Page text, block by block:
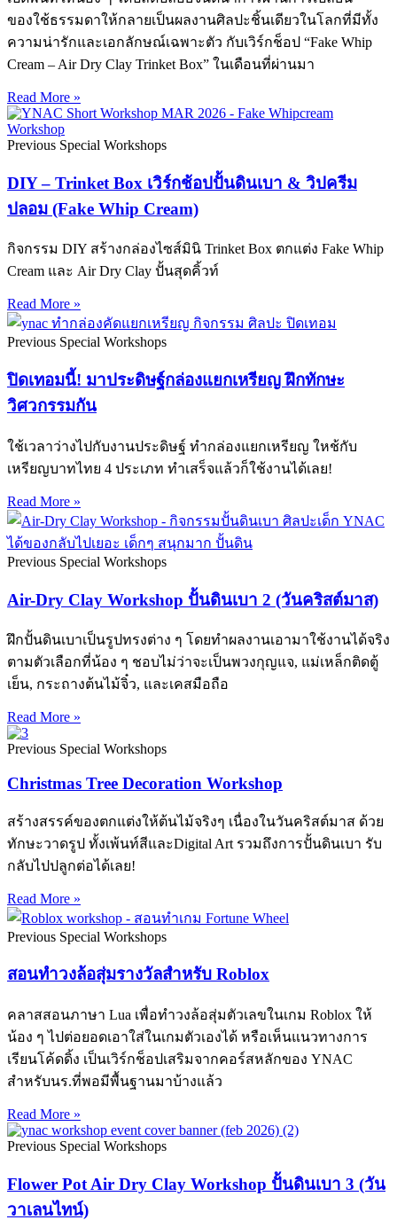
ของใช้ธรรมดาให้กลายเป็นผลงานศิลปะชิ้นเดียวในโลกที่มีทั้ง
ความน่ารักและเอกลักษณ์เฉพาะตัว กับเวิร์กช็อป “Fake Whip
Cream – Air Dry Clay Trinket Box” ในเดือนที่ผ่านมา
Read More »
Previous Special Workshops
DIY – Trinket Box เวิร์กช้อปปั้นดินเบา & วิปครีม
ปลอม (Fake Whip Cream)
กิจกรรม DIY สร้างกล่องไซส์มินิ Trinket Box ตกแต่ง Fake Whip
Cream และ Air Dry Clay ปั้นสุดคิ้วท์
Read More »
Previous Special Workshops
ปิดเทอมนี้! มาประดิษฐ์กล่องแยกเหรียญ ฝึกทักษะ
วิศวกรรมกัน
ใช้เวลาว่างไปกับงานประดิษฐ์ ทำกล่องแยกเหรียญ ใหช้กับ
เหรียญบาทไทย 4 ประเภท ทำเสร็จแล้วก็ใช้งานได้เลย!
Read More »
Previous Special Workshops
Air-Dry Clay Workshop ปั้นดินเบา 2 (วันคริสต์มาส)
ฝึกปั้นดินเบาเป็นรูปทรงต่าง ๆ โดยทำผลงานเอามาใช้งานได้จริง
ตามตัวเลือกที่น้อง ๆ ชอบไม่ว่าจะเป็นพวงกุญแจ, แม่เหล็กติดตู้
เย็น, กระถางต้นไม้จิ๋ว, และเคสมือถือ
Read More »
Previous Special Workshops
Christmas Tree Decoration Workshop
สร้างสรรค์ของตกแต่งให้ต้นไม้จริงๆ เนื่องในวันคริสต์มาส ด้วย
ทักษะวาดรูป ทั้งเพ้นท์สีและDigital Art รวมถึงการปั้นดินเบา รับ
กลับไปปลูกต่อได้เลย!
Read More »
Previous Special Workshops
สอนทำวงล้อสุ่มรางวัลสำหรับ Roblox
คลาสสอนภาษา Lua เพื่อทำวงล้อสุ่มตัวเลขในเกม Roblox ให้
น้อง ๆ ไปต่อยอดเอาใส่ในเกมตัวเองได้ หรือเห็นแนวทางการ
เรียนโค้ดดิ้ง เป็นเวิร์กช็อปเสริมจากคอร์สหลักของ YNAC
สำหรับนร.ที่พอมีพื้นฐานมาบ้างแล้ว
Read More »
Previous Special Workshops
Flower Pot Air Dry Clay Workshop ปั้นดินเบา 3 (วัน
วาเลนไทน์)